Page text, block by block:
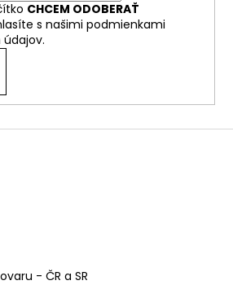
CHCEM ODOBERAŤ
s našimi podmienkami
- ČR a SR